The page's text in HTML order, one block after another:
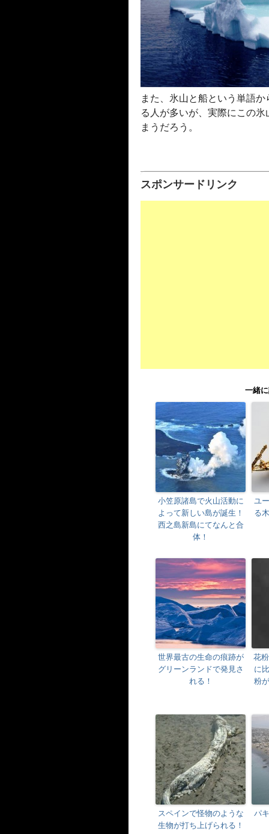
また、氷山と船という単語
る人が多いが、実際にこの
まうだろう。
スポンサードリンク
一緒
小笠原諸島で火山活動に
よって新しい島が誕生！
西之島新島にてなんと合
体！
ユ
る
世界最古の生命の痕跡が
グリーンランドで発見さ
れる！
花
に
粉
スペインで怪物のような
生物が打ち上げられる！
パ